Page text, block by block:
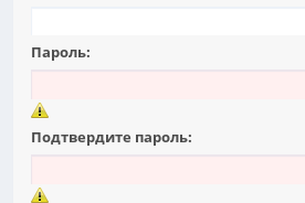
Пароль:
Подтвердите пароль: